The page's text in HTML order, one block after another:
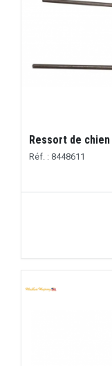
Ressort de chien
Réf. : 8448611